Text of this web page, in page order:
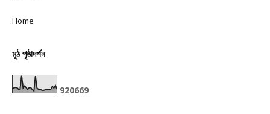
Home
মুঠ পৃষ্ঠাদৰ্শন
920669